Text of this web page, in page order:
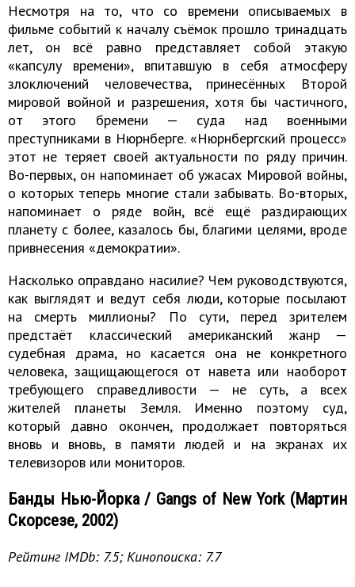
Несмотря на то, что со времени описываемых в
фильме событий к началу съёмок прошло тринадцать
лет, он всё равно представляет собой этакую
«капсулу времени», впитавшую в себя атмосферу
злоключений человечества, принесённых Второй
мировой войной и разрешения, хотя бы частичного,
от этого бремени — суда над военными
преступниками в Нюрнберге. «Нюрнбергский процесс»
этот не теряет своей актуальности по ряду причин.
Во-первых, он напоминает об ужасах Мировой войны,
о которых теперь многие стали забывать. Во-вторых,
напоминает о ряде войн, всё ещё раздирающих
планету с более, казалось бы, благими целями, вроде
привнесения «демократии».
Насколько оправдано насилие? Чем руководствуются,
как выглядят и ведут себя люди, которые посылают
на смерть миллионы? По сути, перед зрителем
предстаёт классический американский жанр —
судебная драма, но касается она не конкретного
человека, защищающегося от навета или наоборот
требующего справедливости — не суть, а всех
жителей планеты Земля. Именно поэтому суд,
который давно окончен, продолжает повторяться
вновь и вновь, в памяти людей и на экранах их
телевизоров или мониторов.
Банды Нью-Йорка / Gangs of New York (Мартин
Скорсезе, 2002)
Рейтинг IMDb: 7.5; Кинопоиска: 7.7